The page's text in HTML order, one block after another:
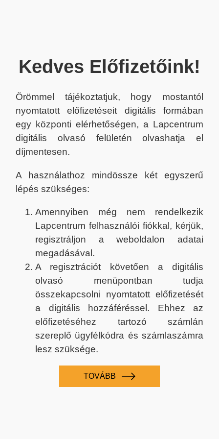
Kedves Előfizetőink!
Örömmel tájékoztatjuk, hogy mostantól
nyomtatott előfizetéseit digitális formában
egy központi elérhetőségen, a Lapcentrum
digitális olvasó felületén olvashatja el
díjmentesen.
A használathoz mindössze két egyszerű
lépés szükséges:
Amennyiben még nem rendelkezik
Lapcentrum felhasználói fiókkal, kérjük,
regisztráljon a weboldalon adatai
megadásával.
A regisztrációt követően a digitális
olvasó menüpontban tudja
összekapcsolni nyomtatott előfizetését
a digitális hozzáféréssel. Ehhez az
előfizetéséhez tartozó számlán
szereplő ügyfélkódra és számlaszámra
lesz szüksége.
TOVÁBB